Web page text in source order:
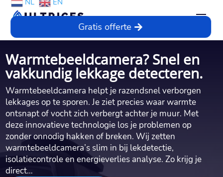
NL EN
Gratis offerte
Warmtebeeldcamera? Snel en
vakkundig lekkage detecteren.
Warmtebeeldcamera helpt je razendsnel verborgen
lekkages op te sporen.​ Je ziet precies waar warmte
ontsnapt of vocht zich verbergt achter je muur.​ Met
deze innovatieve technologie los je problemen op
zonder onnodig hakken of breken.​ Wij zetten
warmtebeeldcamera’s slim in bij lekdetectie,
isolatiecontrole en energieverlies analyse.​ Zo krijg je
direct…